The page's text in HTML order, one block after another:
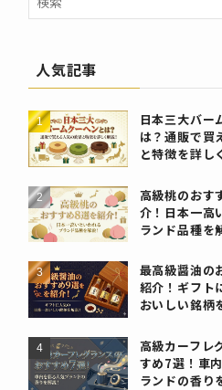
人気記事
日本三大バー
は？通販で買
と特徴を詳し
高級桃のおす
介！日本一高
ランド品種を
最高級醤油の
紹介！ギフト
おいしい銘柄
高級カーフレ
すめ7選！車
ランドの香り